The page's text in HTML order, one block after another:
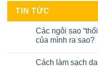
TIN TỨC
Các ngôi sao
của mình ra sao?
Cách làm sạch